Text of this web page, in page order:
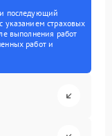
и последующий
указанием страховых
выполнения работ
работ и